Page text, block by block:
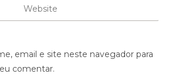
email e site neste navegador para
comentar.